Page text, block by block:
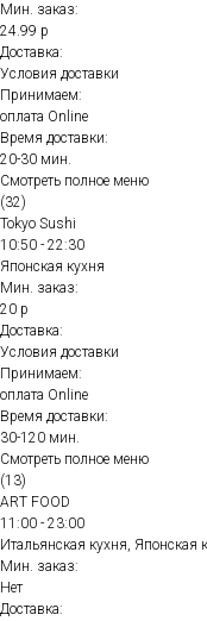
Мин. заказ:
24.99 р
Доставка:
Условия доставки
Принимаем:
оплата Online
Время доставки:
20-30 мин.
Смотреть полное меню
(32)
Tokyo Sushi
10:50 - 22:30
Японская кухня
Мин. заказ:
20 р
Доставка:
Условия доставки
Принимаем:
оплата Online
Время доставки:
30-120 мин.
Смотреть полное меню
(13)
ART FOOD
11:00 - 23:00
Итальянская кухня, Японская
Мин. заказ:
Нет
Доставка: